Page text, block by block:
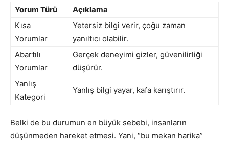
Yorum Türü
Açıklama
Kısa
Yorumlar
Yetersiz bilgi verir, çoğu zaman
yanıltıcı olabilir.
Abartılı
Yorumlar
Gerçek deneyimi gizler, güvenilirliği
düşürür.
Yanlış
Kategori
Yanlış bilgi yayar, kafa karıştırır.
Belki de bu durumun en büyük sebebi, insanların
düşünmeden hareket etmesi. Yani, “bu mekan harika”